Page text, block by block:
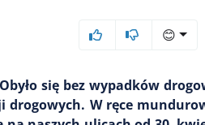
😊
się bez wypadków
W ręce